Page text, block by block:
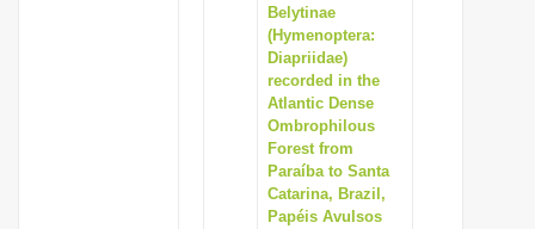
Belytinae
(Hymenoptera:
Diapriidae)
recorded in the
Atlantic Dense
Ombrophilous
Forest from
Paraíba to Santa
Catarina, Brazil,
Papéis Avulsos